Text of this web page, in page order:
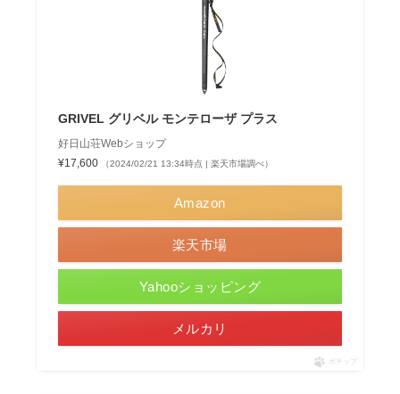
GRIVEL グリベル モンテローザ プラス
好日山荘Webショップ
¥17,600
（2024/02/21 13:34時点 | 楽天市場調べ）
Amazon
楽天市場
Yahooショッピング
メルカリ
ポチップ